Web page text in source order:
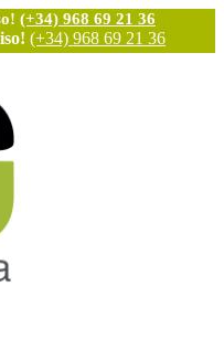
(+34) 968 69 21 36
(+34) 968 69 21 36